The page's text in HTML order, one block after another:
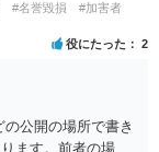
護士には基本的に
が分かれるような
。 ただ、相談者が
自ら）接見して、
われます。
#名誉毀損
#加害者
役にたった 2
公開の場所で書き
ます。前者の場